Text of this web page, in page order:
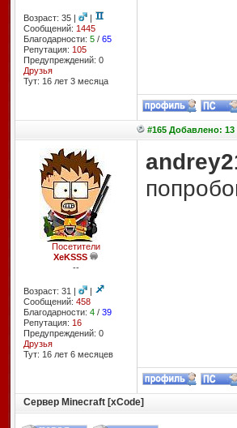
Возраст: 35 |
|
Сообщений: 1445
Благодарности: 5/ 65
Репутация: 105
Предупреждений: 0
Друзья
Тут: 16 лет 3 месяцa
#165 Добавлено: 13
Посетители
XeKSSS
--
Возраст: 31 |
|
Сообщений: 458
Благодарности: 4/ 39
Репутация: 16
Предупреждений: 0
Друзья
Тут: 16 лет 6 месяцев
Сервер Minecraft [xCode]